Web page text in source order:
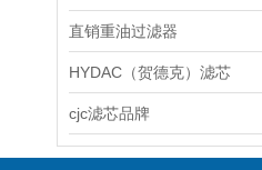
直销重油过滤器
HYDAC（贺德克）滤芯
cjc滤芯品牌